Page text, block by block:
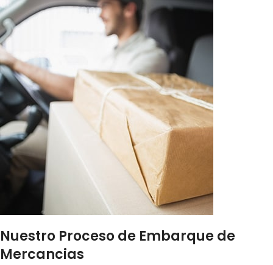
Nuestro Proceso de Embarque de
Mercancias